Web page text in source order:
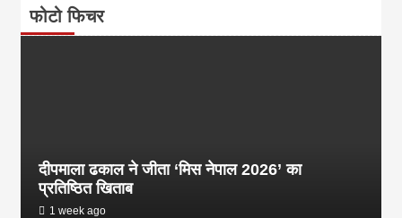
फोटो फिचर
दीपमाला ढकाल ने जीता ‘मिस नेपाल 2026’ का
प्रतिष्ठित खिताब
1 week ago